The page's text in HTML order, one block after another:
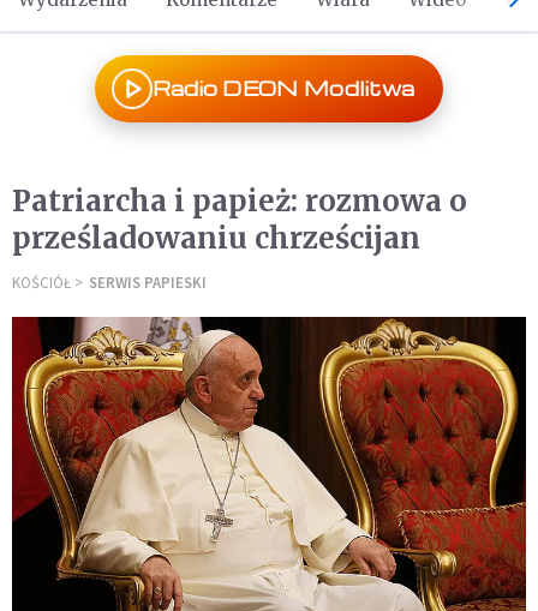
Radio DEON Modlitwa
Patriarcha i papież: rozmowa o
prześladowaniu chrześcijan
KOŚCIÓŁ SERWIS PAPIESKI